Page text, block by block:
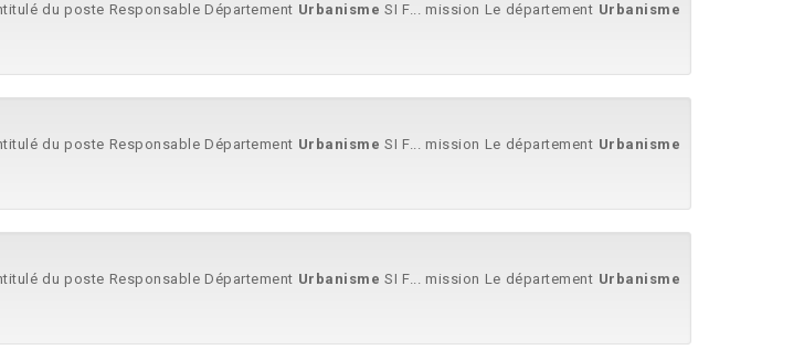
du poste Responsable Département Urbanisme SI F... mission Le département Urbanisme
du poste Responsable Département Urbanisme SI F... mission Le département Urbanisme
du poste Responsable Département Urbanisme SI F... mission Le département Urbanisme